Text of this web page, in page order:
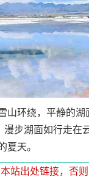
环绕，平静的湖
步湖面如行走
夏天。
站出处链接，否